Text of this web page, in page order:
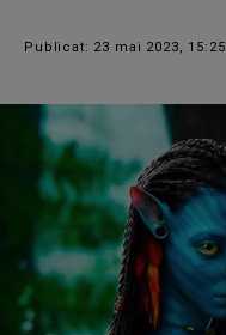
Publicat: 23 mai 2023, 15:25